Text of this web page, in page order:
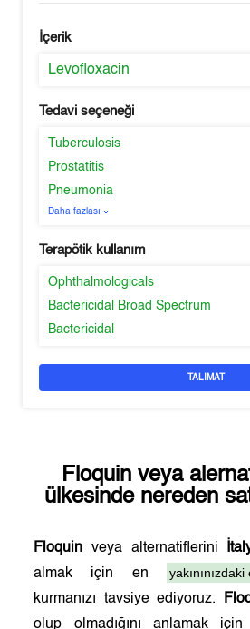
İçerik
Levofloxacin
Tedavi seçeneği
Tuberculosis
Prostatitis
Pneumonia
Daha fazlası
Terapötik kullanım
Ophthalmologicals
Bactericidal Broad Spectrum
Bactericidal
TALIMAT
Floquin veya
ülkesinde nereden
Floquin veya alternatiflerini
almak için en
kurmanızı tavsiye ediyoruz.
olup olmadığını anlamak için